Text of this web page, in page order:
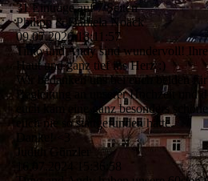
31 Einträge auf 7 Seiten
Philipp & Daniela Noack
09.07.2026 18:11:57
Timo und Andy sind wundervoll! Ihre
Haut und ganz tief ins Herz :)
Wir bedanken uns bei euch beiden
Begleitung an unserer Hochzeit und
euch kam eine ganz besonders
euch nie so stattgefunden hätte.
Danke! <3
Judith Günzler
16.07.2024
15:36:58